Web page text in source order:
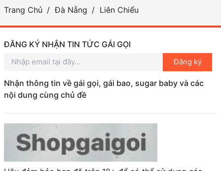
Tuy nhiên, khi tìm kiếm gái gọi ở Liên Chiểu, bạn nên
cẩn thận để tránh những rủi ro không cần thiết. Quan
trọng là chọn những nguồn cung cấp dịch vụ uy tín
và chú ý đến việc bảo vệ sức khỏe của chính mình.
Nếu bạn đang ở Đà Nẵng và muốn tìm kiếm những
tưởng thú vị. Nhưng nhớ luôn giữ an toàn nhé!
Trang Chủ Đà Nẵng Liên Chiểu
ĐĂNG KÝ NHẬN TIN TỨC GÁI GỌI
Đăng ký
Nhận thông tin về gái gọi, gái bao, sugar baby và các
nội dung cùng chủ đề